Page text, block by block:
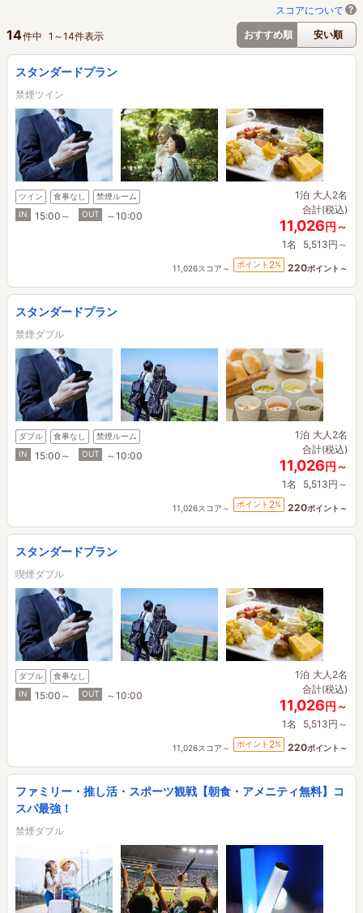
スコアについて
おすすめ順
安い順
14件中 1 ～14件表示
スタンダードプラン
禁煙ツイン
ツイン 食事なし
禁煙ルーム
IN
15:00～ OUT ～10:00
1泊 大人2名
合計(税込)
11,026円～
1名 5,513円～
11,026スコア～ ポイント 2% 220ポイント～
スタンダードプラン
禁煙ダブル
ダブル 食事なし
禁煙ルーム
IN
15:00～ OUT ～10:00
1泊 大人2名
合計(税込)
11,026円～
1名 5,513円～
11,026スコア～ ポイント 2% 220ポイント～
スタンダードプラン
喫煙ダブル
ダブル
食事なし
IN
15:00～ OUT ～10:00
1泊 大人2名
合計(税込)
11,026円～
1名 5,513円～
11,026スコア～ ポイント 2% 220ポイント～
ファミリー・推し活・スポーツ観戦【朝食・アメニティ無料】コ
スパ最強！
禁煙ダブル